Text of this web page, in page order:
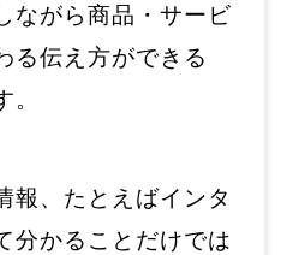
ながら商品・サービ
る伝え方ができる
。
報、たとえばインタ
分かることだけでは